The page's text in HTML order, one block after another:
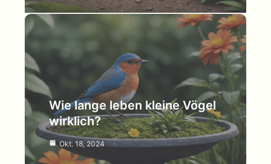
Wie lange leben kleine Vögel
wirklich?
Okt. 18, 2024